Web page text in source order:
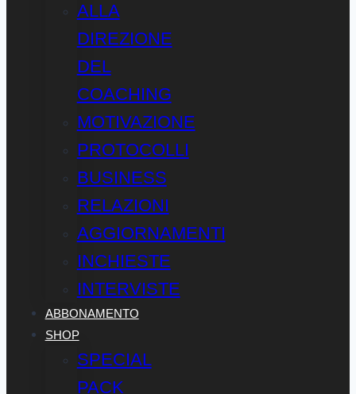
ALLA
DIREZIONE
DEL
COACHING
MOTIVAZIONE
PROTOCOLLI
BUSINESS
RELAZIONI
AGGIORNAMENTI
INCHIESTE
INTERVISTE
ABBONAMENTO
SHOP
SPECIAL
PACK